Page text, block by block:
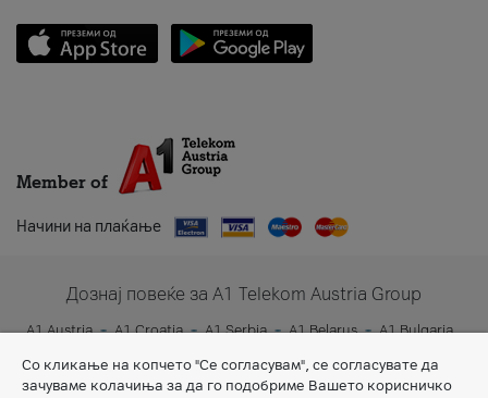
Member of
Начини на плаќање
Дознај повеќе за A1 Telekom Austria Group
A1 Austria A1 Croatia A1 Serbia A1 Belarus
A1 Bulgaria
A1 Slovenia
A1 Digital
Со кликање на копчето "Се согласувам", се согласувате да
зачуваме колачиња за да го подобриме Вашето корисничко